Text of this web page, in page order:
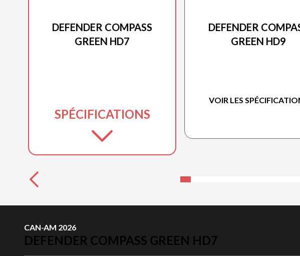
DEFENDER COMPASS
GREEN HD7
SPÉCIFICATIONS
DEFENDER
GREEN HD9
VOIR LES
CAN-AM 2026
DEFENDER COMPASS GREEN HD7